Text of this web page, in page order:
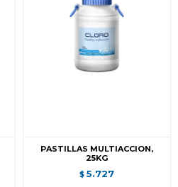
PASTILLAS MULTIACCION,
25KG
$ 5.727